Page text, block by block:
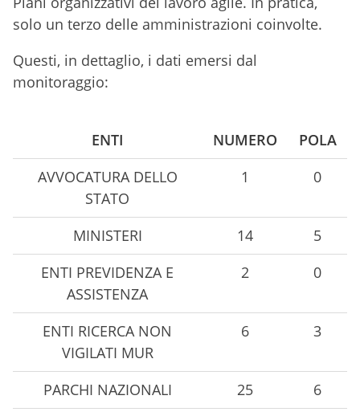
solo un terzo delle amministrazioni coinvolte.
Questi, in dettaglio, i dati emersi dal
monitoraggio:
ENTI NUMERO
POLA
AVVOCATURA DELLO
STATO
1 0
MINISTERI 14
5
ENTI PREVIDENZA E
ASSISTENZA
2 0
ENTI RICERCA NON
VIGILATI MUR
6 3
PARCHI NAZIONALI 25
6